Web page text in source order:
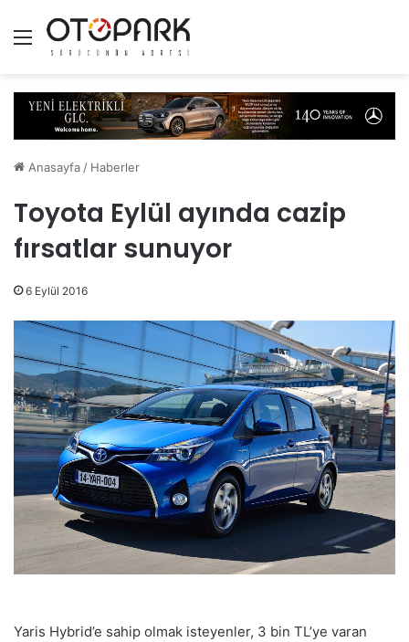
Menü
Anasayfa / Haberler
Toyota Eylül ayında cazip
fırsatlar sunuyor
6 Eylül 2016
Yaris Hybrid’e sahip olmak isteyenler, 3 bin TL’ye varan